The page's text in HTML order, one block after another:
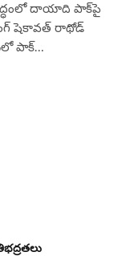
దాయాది పాక్‌పై
షెకావత్ రాథోడ్
పాక్…